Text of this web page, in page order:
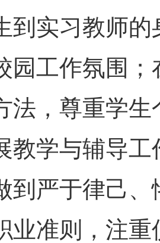
到实习教师
园工作氛围
法，尊重学
教学与辅导
到严于律己
业准则，注